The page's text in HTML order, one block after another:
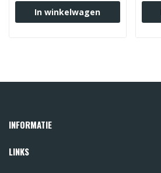
In winkelwagen
INFORMATIE
LINKS